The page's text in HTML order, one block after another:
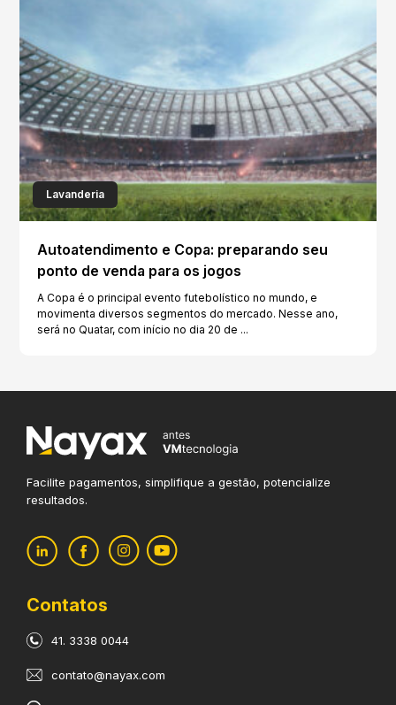
Lavanderia
Autoatendimento e Copa: preparando seu
ponto de venda para os jogos
A Copa é o principal evento futebolístico no mundo, e
movimenta diversos segmentos do mercado. Nesse ano,
será no Quatar, com início no dia 20 de ...
Facilite pagamentos, simplifique a gestão, potencialize
resultados.
Contatos
41. 3338 0044
contato@nayax.com